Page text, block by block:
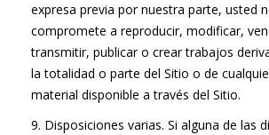
expresa previa por nuestra parte, usted
compromete a reproducir, modificar,
transmitir, publicar o crear trabajos
la totalidad o parte del Sitio o de
material disponible a través del Sitio.
9. Disposiciones varias. Si alguna de las